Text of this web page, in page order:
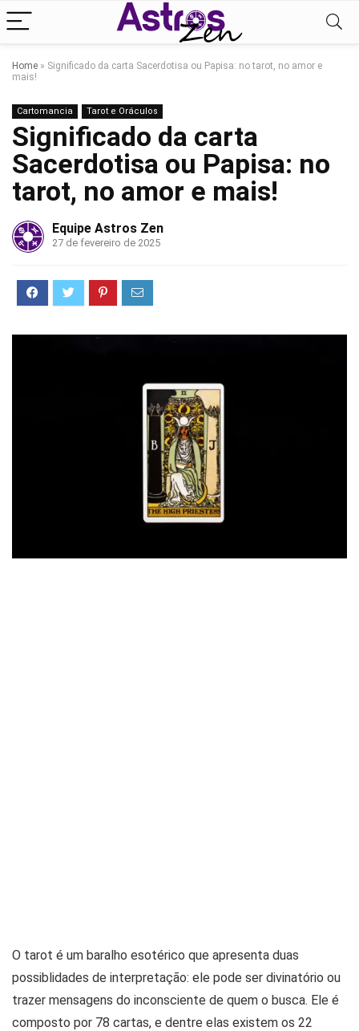
Home » Significado da carta Sacerdotisa ou Papisa: no tarot, no amor e
mais!
Cartomancia Tarot e Oráculos
Significado da carta
Sacerdotisa ou Papisa: no
tarot, no amor e mais!
Equipe Astros Zen
27 de fevereiro de 2025
O tarot é um baralho esotérico que apresenta duas
possiblidades de interpretação: ele pode ser divinatório ou
trazer mensagens do inconsciente de quem o busca. Ele é
composto por 78 cartas, e dentre elas existem os 22